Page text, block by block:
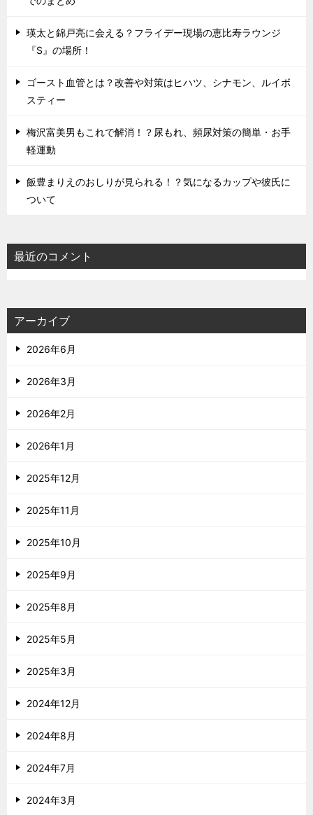
瑛太と錦戸亮に会える？フライデー現場の恵比寿ラウンジ
『S』の場所！
ゴースト血管とは？改善や対策はヒハツ、シナモン、ルイボ
スティー
梅沢富美男もこれで解消！？尿もれ、頻尿対策の簡単・お手
軽運動
飯豊まりえのおしりが見られる！？気になるカップや彼氏に
ついて
最近のコメント
アーカイブ
2026年6月
2026年3月
2026年2月
2026年1月
2025年12月
2025年11月
2025年10月
2025年9月
2025年8月
2025年5月
2025年3月
2024年12月
2024年8月
2024年7月
2024年3月